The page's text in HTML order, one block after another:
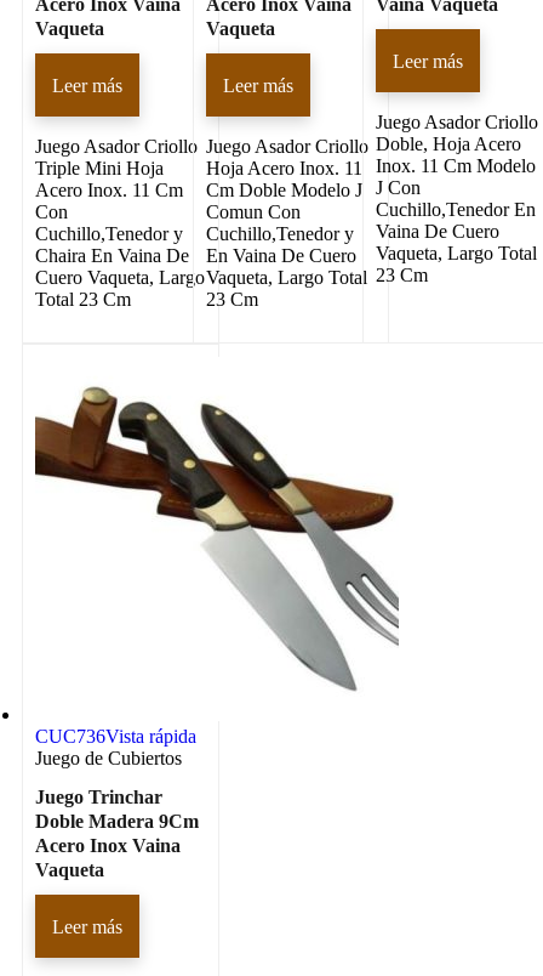
Acero Inox Vaina
Vaqueta
Leer más
Juego Asador Criollo
Triple Mini Hoja
Acero Inox. 11 Cm
Con
Cuchillo,Tenedor y
Chaira En Vaina De
Cuero Vaqueta, Largo
Total 23 Cm
Acero Inox Vaina
Vaqueta
Leer más
Juego Asador Criollo
Hoja Acero Inox. 11
Cm Doble Modelo J
Comun Con
Cuchillo,Tenedor y
En Vaina De Cuero
Vaqueta, Largo Total
23 Cm
Vaina Vaqueta
Leer más
Juego Asador Criollo
Doble, Hoja Acero
Inox. 11 Cm Modelo
J Con
Cuchillo,Tenedor En
Vaina De Cuero
Vaqueta, Largo Total
23 Cm
CUC736Vista rápida
Juego de Cubiertos
Juego Trinchar
Doble Madera 9Cm
Acero Inox Vaina
Vaqueta
Leer más